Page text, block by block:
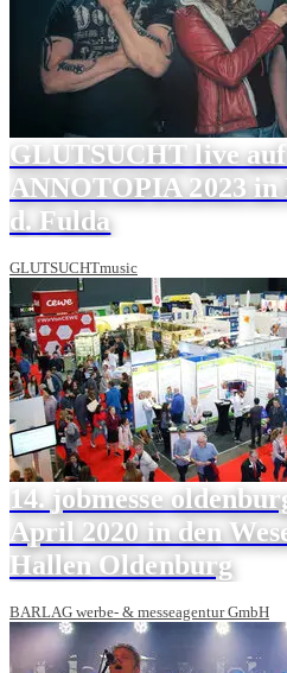
GLUTSUCHT live
ANNOTOPIA 2023 in
d. Fulda
GLUTSUCHTmusic
14. jobmesse
April 2020 in den
Hallen Oldenburg
BARLAG werbe- & messeagentur GmbH